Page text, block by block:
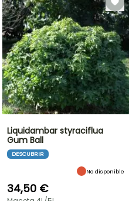
Liquidambar styraciflua
Gum Ball
DESCUBRIR
No disponible
34,50 €